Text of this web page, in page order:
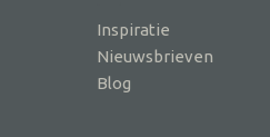
Inspiratie
Nieuwsbrieven
Blog